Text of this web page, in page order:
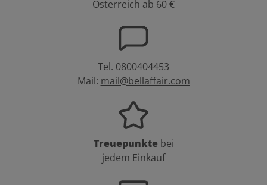
Österreich ab 60 €
Tel. 0800404453
Mail: mail@bellaffair.com
Treuepunkte bei
jedem Einkauf